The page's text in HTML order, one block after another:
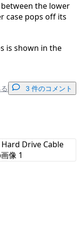
the lower
case pops off its
is shown in the
3 件のコメント